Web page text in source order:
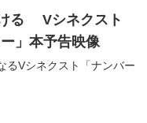
る Vシネクスト
」本予告映像
るVシネクスト「ナンバー